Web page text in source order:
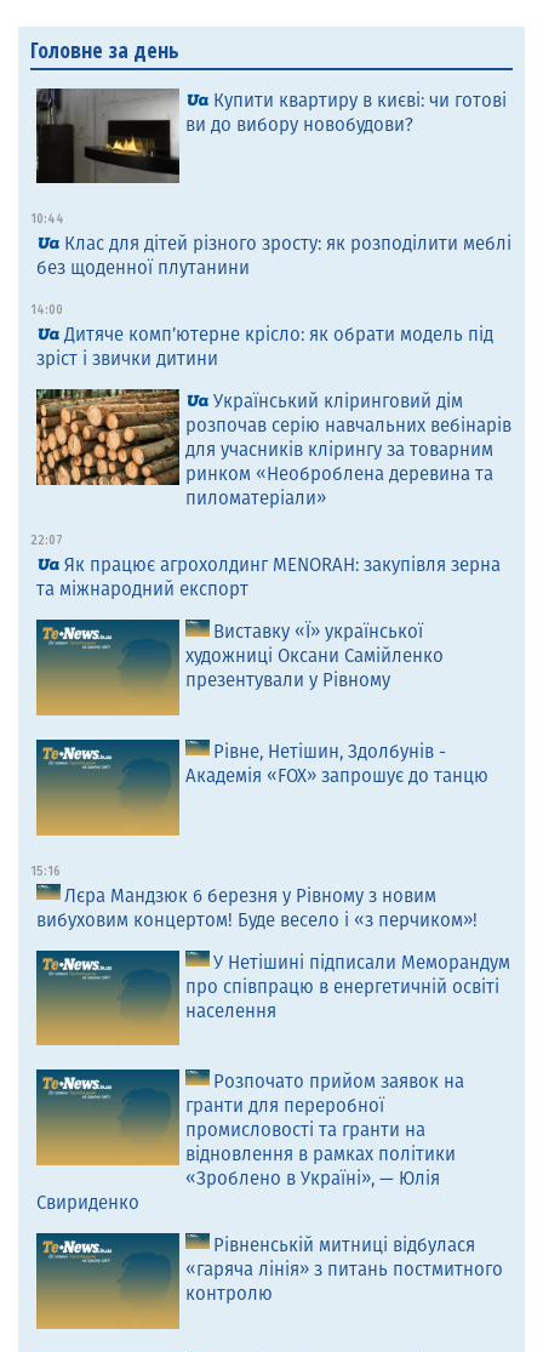
Головне за день
Купити квартиру в києві: чи готові
ви до вибору новобудови?
10:44
Клас для дітей різного зросту: як розподілити меблі
без щоденної плутанини
14:00
Дитяче комп’ютерне крісло: як обрати модель під
зріст і звички дитини
Український кліринговий дім
розпочав серію навчальних вебінарів
для учасників клірингу за товарним
ринком «Необроблена деревина та
пиломатеріали»
22:07
Як працює агрохолдинг MENORAH: закупівля зерна
та міжнародний експорт
Виставку «Ї» української
художниці Оксани Самійленко
презентували у Рівному
Рівне, Нетішин, Здолбунів -
Академія «FOX» запрошує до танцю
15:16
Лєра Мандзюк 6 березня у Рівному з новим
вибуховим концертом! Буде весело і «з перчиком»!
У Нетішині підписали Меморандум
про співпрацю в енергетичній освіті
населення
Розпочато прийом заявок на
гранти для переробної
промисловості та гранти на
відновлення в рамках політики
«Зроблено в Україні», — Юлія
Свириденко
Рівненській митниці відбулася
«гаряча лінія» з питань постмитного
контролю